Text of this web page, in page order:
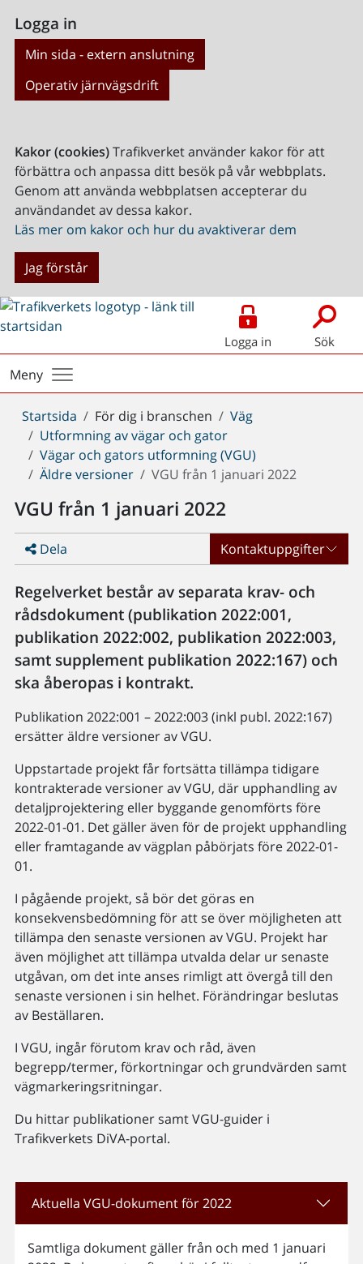
Logga in
Min sida - extern anslutning
Operativ järnvägsdrift
Kakor (cookies)Trafikverket använder kakor för att
förbättra och anpassa ditt besök på vår webbplats.
Genom att använda webbplatsen accepterar du
användandet av dessa kakor.
Läs mer om kakor och hur du avaktiverar dem
Jag förstår
Logga in Sök
Meny
Du
är
här:
Startsida För dig i branschen
Väg
Utformning av vägar och gator
Vägar och gators utformning (VGU)
Äldre versioner
VGU från 1 januari 2022
VGU från 1 januari 2022
Dela Kontaktuppgifter
Regelverket består av separata krav- och
rådsdokument (publikation 2022:001,
publikation 2022:002, publikation 2022:003,
samt supplement publikation 2022:167) och
ska åberopas i kontrakt.
Publikation 2022:001 – 2022:003 (inkl publ. 2022:167)
ersätter äldre versioner av VGU.
Uppstartade projekt får fortsätta tillämpa tidigare
kontrakterade versioner av VGU, där upphandling av
detaljprojektering eller byggande genomförts före
2022-01-01. Det gäller även för de projekt upphandling
eller framtagande av vägplan påbörjats före 2022-01-
01.
I pågående projekt, så bör det göras en
konsekvensbedömning för att se över möjligheten att
tillämpa den senaste versionen av VGU. Projekt har
även möjlighet att tillämpa utvalda delar ur senaste
utgåvan, om det inte anses rimligt att övergå till den
senaste versionen i sin helhet. Förändringar beslutas
av Beställaren.
I VGU, ingår förutom krav och råd, även
begrepp/termer, förkortningar och grundvärden samt
vägmarkeringsritningar.
Du hittar publikationer samt VGU-guider i
Trafikverkets DiVA-portal.
Aktuella VGU-dokument för 2022
Samtliga dokument gäller från och med 1 januari